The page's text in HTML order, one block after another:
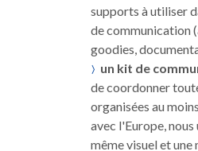
supports à utiliser
de communication
goodies,
un kit de
de coordonner
organisées au
avec l'Europe,
même visuel et une